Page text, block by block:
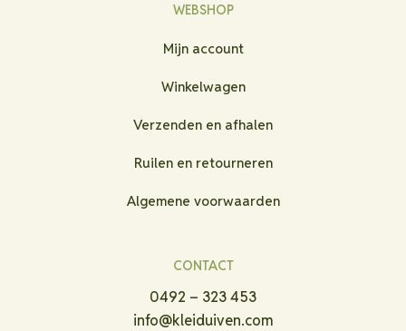
WEBSHOP
Mijn account
Winkelwagen
Verzenden en afhalen
Ruilen en retourneren
Algemene voorwaarden
CONTACT
0492 – 323 453
info@kleiduiven.com